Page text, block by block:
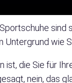
wie
ist, die Sie für
nein, das